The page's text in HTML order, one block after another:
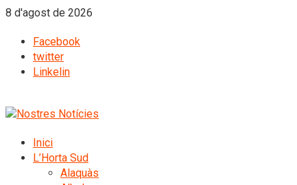
8 d'agost de 2026
Facebook
twitter
Linkelin
Inici
L’Horta Sud
Alaquàs